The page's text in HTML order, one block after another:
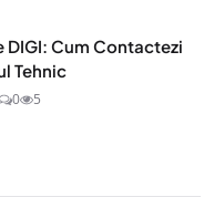
DIGI: Cum Contactezi
Tehnic
0 5